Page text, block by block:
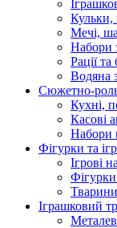
Кульки,
Мечі,
Набори
Рації та
Водяна
Сюжетно-
Кухні,
Касові
Набори
Фігурки та
Ігрові
Іграшковий